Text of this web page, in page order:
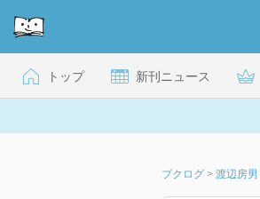
トップ 新刊ニュース
ブクログ > 渡辺房男